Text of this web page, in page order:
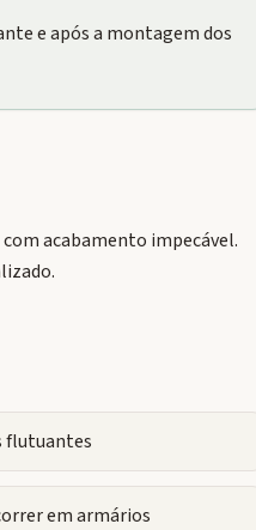
e após a montagem dos
acabamento impecável.
flutuantes
em armários